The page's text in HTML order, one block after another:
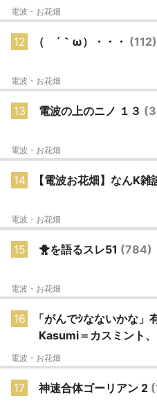
電波・お花畑
12 （ ´｀ω）・・・ (112)
電波・お花畑
13 電波の上のニノ １３
電波・お花畑
14 【電波お花畑】なんK
電波・お花畑
15 🐥を語るスレ51 (784)
電波・お花畑
16
「がんでｼなないかな
Kasumi＝カスミント
電波・お花畑
17 神速合体ゴーリアン 2